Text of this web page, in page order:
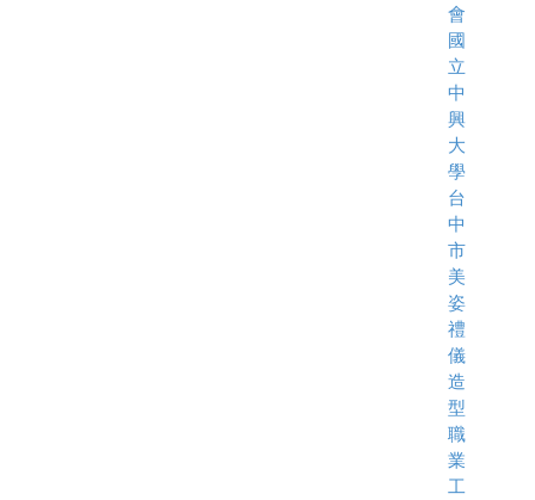
會
國
立
中
興
大
學
台
中
市
美
姿
禮
儀
造
型
職
業
工